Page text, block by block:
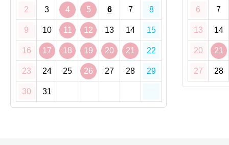
2 3 4 5 6 7 8
9 10 11 12 13 14 15
16 17 18 19 20 21 22
23 24 25 26 27 28 29
30 31
6 7
13 14
20 21
27 28